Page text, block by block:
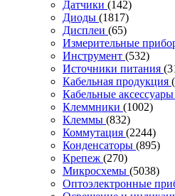
Датчики (142)
Диоды (1817)
Дисплеи (65)
Измерительные
Инструмент (532)
Источники питания
Кабельная продукция
Кабельные аксессуары
Клеммники (1002)
Клеммы (832)
Коммутация (2244)
Конденсаторы (895)
Крепеж (270)
Микросхемы (5038)
Оптоэлектронные